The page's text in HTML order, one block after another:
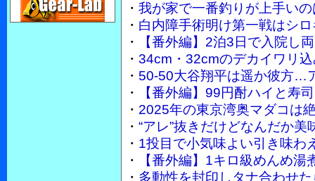
・ 我が家で一番釣りが上手い
・ 白内障手術明け第一戦はシ
・
【番外編】2泊3日で入院し
・ 34cm・32cmのデカイワリ
・ 50-50大谷翔平は遥か彼方…
・
【番外編】99円酎ハイと寿
・ 2025年の東京湾奥マダコは
・ “アレ”抜きだけどなんだか
・ 1投目で小気味よい引き味わ
・
【番外編】1キロ級めんめ
・ 多動性を封印しタナ合わせ